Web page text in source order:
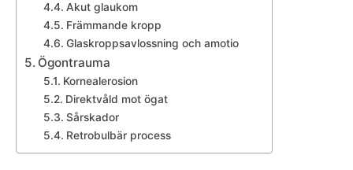
Akut glaukom
Främmande kropp
Glaskroppsavlossning och amotio
Ögontrauma
Kornealerosion
Direktvåld mot ögat
Sårskador
Retrobulbär process